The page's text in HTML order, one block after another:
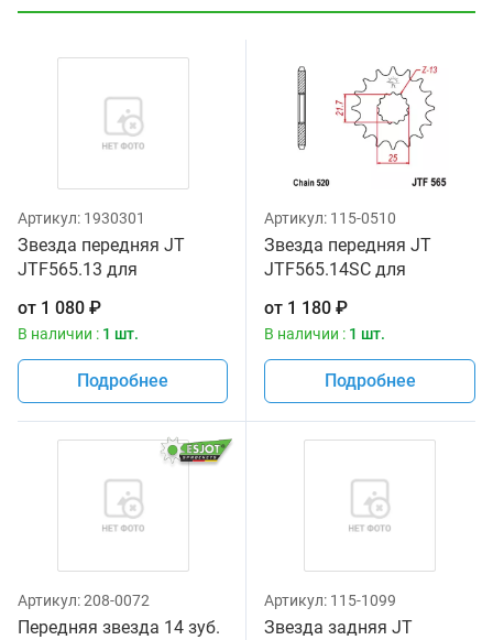
Артикул: 1930301
Звезда передняя JT
JTF565.13 для
от 1 080 ₽
В наличии : 1 шт.
Подробнее
Артикул: 115-0510
Звезда передняя JT
JTF565.14SC для
от 1 180 ₽
В наличии : 1 шт.
Подробнее
Артикул:208-0072
Передняя звезда 14 зуб.
Артикул: 115-1099
Звезда задняя JT